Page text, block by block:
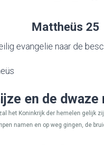
Mattheüs 25
evangelie naar de
en de dwaze
het Koninkrijk der hemelen gelijk
namen en op weg gingen, de